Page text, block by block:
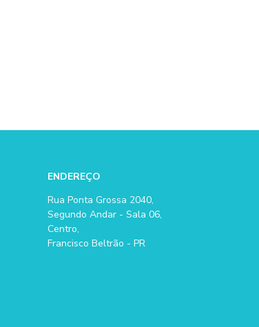
ENDEREÇO
Rua Ponta Grossa 2040,
Segundo Andar - Sala 06,
Centro,
Francisco Beltrão - PR